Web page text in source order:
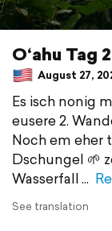
O‘ahu Tag
August 27,
Es isch nonig
eusere 2.
Noch em eher
Dschungel 🌱
Wasserfall
See translation